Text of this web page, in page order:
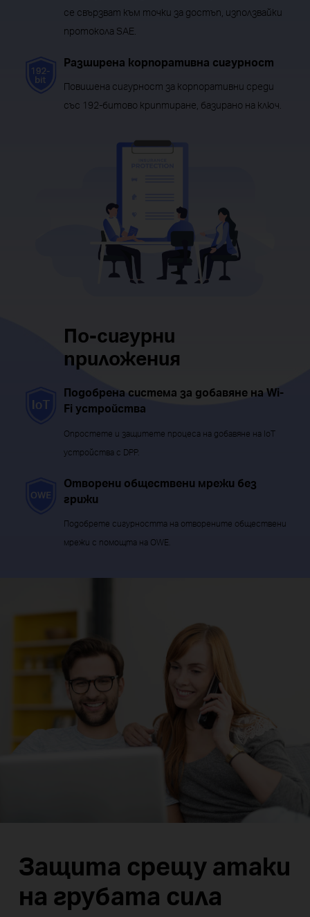
се свързват към точки за достъп, използвайки
протокола SAE.
Разширена корпоративна сигурност
Повишена сигурност за корпоративни среди
със 192-битово криптиране, базирано на ключ.
По-сигурни
приложения
Подобрена система за добавяне на Wi-
Fi устройства
Опростете и защитете процеса на добавяне на IoT
устройства с DPP.
Отворени обществени мрежи без
грижи
Подобрете сигурността на отворените обществени
мрежи с помощта на OWE.
Защита срещу атаки
на грубата сила